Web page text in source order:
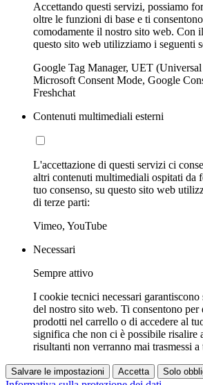
Accettando questi servizi, possiamo
oltre le funzioni di base e ti
comodamente il nostro sito web. Con
questo sito web utilizziamo i seguenti
Google Tag Manager, UET
Microsoft Consent Mode, Google
Freshchat
Contenuti multimediali esterni
L'accettazione di questi servizi ci
altri contenuti multimediali ospitati da
tuo consenso, su questo sito web
di terze parti:
Vimeo, YouTube
Necessari
Sempre attivo
I cookie tecnici necessari
del nostro sito web. Ti consentono per
prodotti nel carrello o di accedere al
significa che non ci è possibile risalire
risultanti non verranno mai trasmessi a
Salvare le impostazioni Accetta Solo